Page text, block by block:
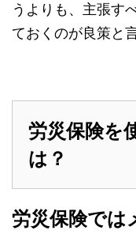
うよりも、主張す
ておくのが良策と
労災保険を
は？
労災保険では